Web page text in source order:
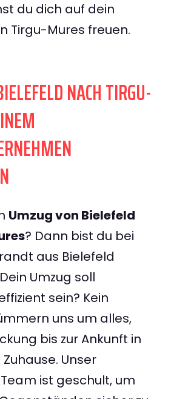
du dich auf dein
Tirgu-Mures freuen.
NACH TIRGU-
Umzug von Bielefeld
? Dann bist du bei
aus Bielefeld
Umzug soll
sein? Kein
uns um alles,
bis zur Ankunft in
Unser
ist geschult, um